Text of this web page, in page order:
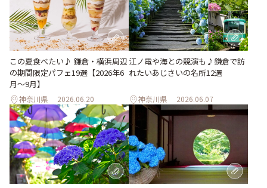
この夏食べたい♪ 鎌倉・横浜周辺
の期間限定パフェ19選【2026年6
月～9月】
神奈川県 2026.06.20
江ノ電や海との競演も♪鎌倉で訪
れたいあじさいの名所12選
神奈川県 2026.06.07